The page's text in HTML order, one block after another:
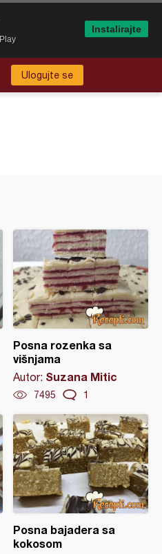
Ulogujte se
Posna rozenka sa
višnjama
Autor: Suzana Mitic
7495 1
Posna bajadera sa
kokosom
Instalirajte